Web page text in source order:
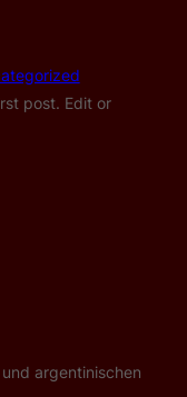
post. Edit or
argentinischen